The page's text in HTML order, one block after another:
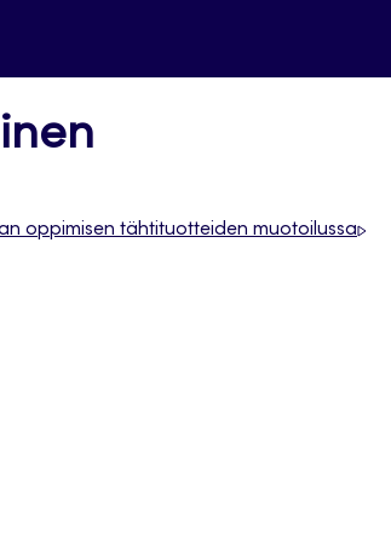
oppimisen tähtituotteiden muotoilussa